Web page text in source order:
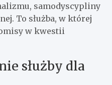
samodyscypliny
To służba, w której
w kwestii
służby dla